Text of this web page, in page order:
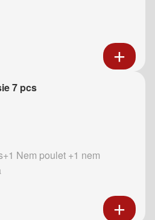
7 pcs
Nem poulet +1 nem